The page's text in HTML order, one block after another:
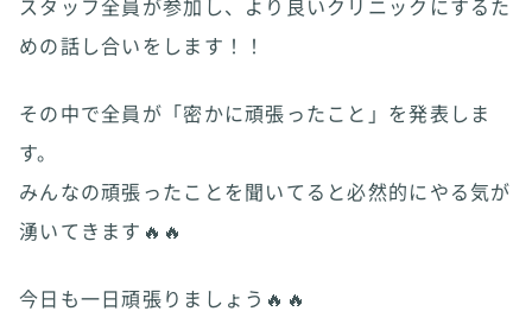
スタッフ全員が参加し、より良いクリニックにするた
めの話し合いをします！！
その中で全員が「密かに頑張ったこと」を発表しま
す。
みんなの頑張ったことを聞いてると必然的にやる気が
湧いてきます🔥🔥
今日も一日頑張りましょう🔥🔥